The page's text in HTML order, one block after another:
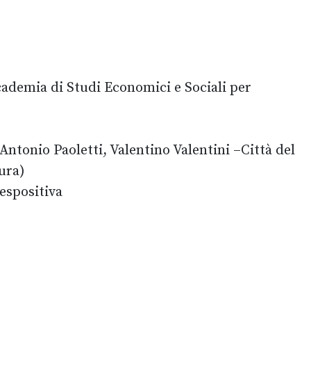
di Studi Economici e Sociali per
Paoletti, Valentino Valentini –Città del